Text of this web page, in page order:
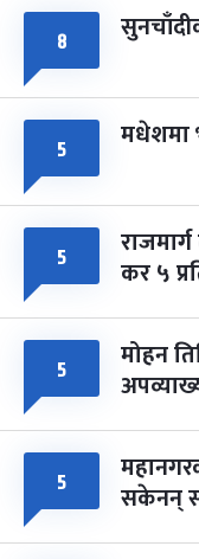
८
५ मधेशमा
५ कर ५
५ मोहन
५ सकेनन्